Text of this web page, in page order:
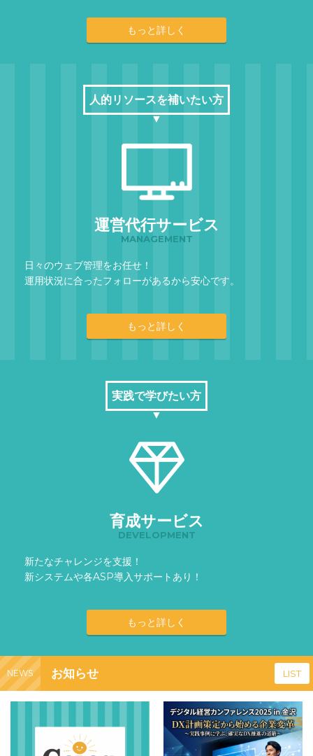
もっと詳しく
人的リソースを補いたい方
運営代行サービス
MANAGEMENT
日々のウェブ管理をお任せ！
運用状況に合ったフォローがあるから安心です。
もっと詳しく
実践で学びたい方
育成サービス
DEVELOPMENT
新たなチャレンジを支援！
新システムや各ASP導入サポートあり！
もっと詳しく
NEWS お知らせ LIST